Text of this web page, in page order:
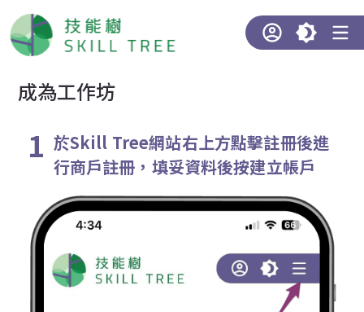
成為工作坊
於Skill Tree網站右上方點擊註冊後進
行商戶註冊，填妥資料後按建立帳戶